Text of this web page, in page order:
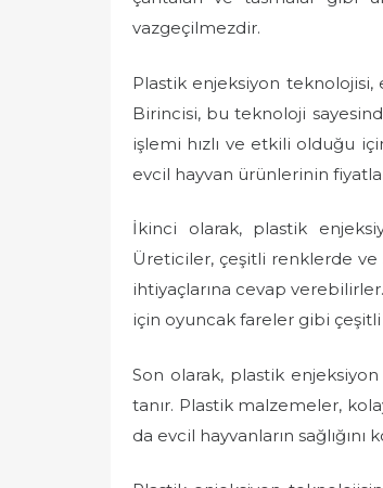
vazgeçilmezdir.
Plastik enjeksiyon teknolojisi,
Birincisi, bu teknoloji
işlemi hızlı ve etkili olduğu
evcil hayvan ürünlerinin
İkinci olarak, plastik
Üreticiler, çeşitli renklerde ve
ihtiyaçlarına cevap
için oyuncak fareler gibi
Son olarak, plastik
tanır. Plastik malzemeler,
da evcil hayvanların